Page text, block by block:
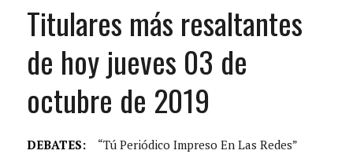
Titulares más resaltantes
de hoy jueves 03 de
octubre de 2019
DEBATES:
“Tú Periódico Impreso En Las Redes”